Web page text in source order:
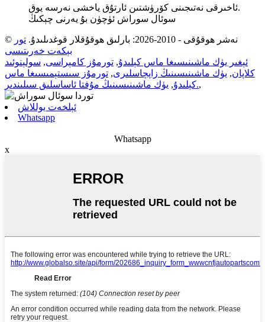
ئاخىرقى نەتىجىنى كۆرۈشتىن ئارتۇق ياخشى نەرسە يوق.
سوئال سوراش ئۈچۈن بۇ يەرنى چېكىڭ
© نەشر ھوقۇقى - 2010-2026: بارلىق ھوقۇقلار قوغدىلىدۇ.
تور
بېكەت خەرىتىسى
ئېغىر يۈك ماشىنىسىغا ماس كېلىدۇ, تورمۇز كامېراسى, سولېنوئىد
كلاپان, يۈك ماشىنىسىنىڭ زاپچاسلىرى, تورمۇز سىستېمىسىغا ماس
كېلىدۇ, يۈك ماشىنىسىنىڭ مۇفتا ئاساسلىق سىلىندىر.,
ئېلخەت يوللاش
Whatsapp
Whatsapp
x